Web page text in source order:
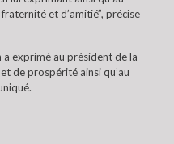
et d’amitié”, précise
a exprimé au président de la
de prospérité ainsi qu’au